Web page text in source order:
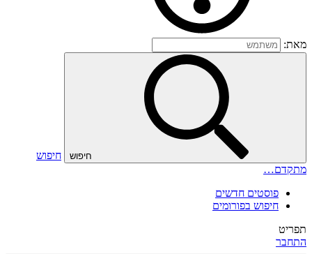
מאת:
חיפוש
חיפוש
מתקדם…
פוסטים חדשים
חיפוש בפורומים
תפריט
התחבר